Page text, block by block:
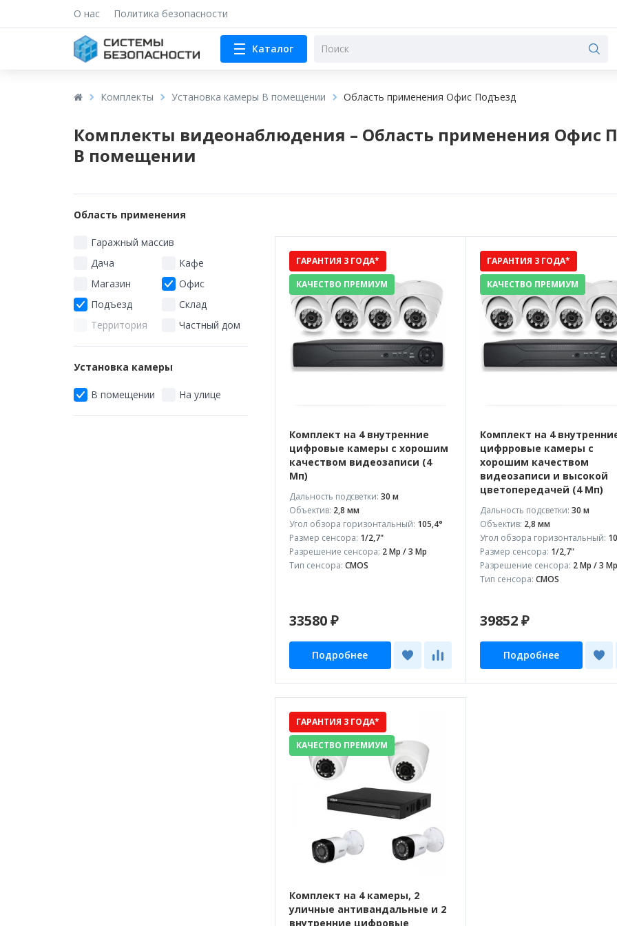
О нас Политика безопасности
Каталог
Комплекты Установка камеры В помещении Область применения Офис Подъезд
Комплекты видеонаблюдения – Область применения Офис
В помещении
Область применения
Гаражный массив
Дача
Кафе
Магазин
Офис
Подъезд
Склад
Территория
Частный дом
Установка камеры
В помещении На улице
Комплект на 4 внутренние
цифровые камеры с хорошим
качеством видеозаписи (4
Мп)
ГАРАНТИЯ 3 ГОДА*
КАЧЕСТВО ПРЕМИУМ
Дальность подсветки: 30 м
Объектив: 2,8 мм
Угол обзора горизонтальный: 105,4°
Размер сенсора: 1/2,7"
Разрешение сенсора: 2 Mp / 3 Mp
Тип сенсора: CMOS
33580 ₽
Подробнее
Комплект на 4
цифрровые камеры с
хорошим качеством
видеозаписи и высокой
цветопередачей (4 Мп)
ГАРАНТИЯ 3 ГОДА*
КАЧЕСТВО ПРЕМИУМ
Дальность подсветки:30 м
Объектив: 2,8 мм
Угол обзора горизонтальный:
Размер сенсора: 1/2,7"
Разрешение сенсора: 2 Mp / 3
Тип сенсора:CMOS
39852 ₽
Подробнее
Комплект на 4 камеры, 2
уличные антивандальные и 2
внутренние цифровые
ГАРАНТИЯ 3 ГОДА*
КАЧЕСТВО ПРЕМИУМ